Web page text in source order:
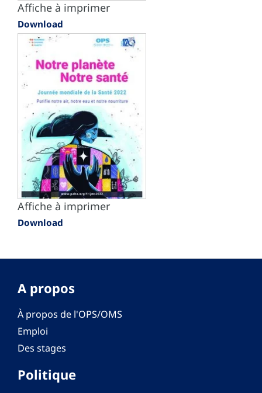
Affiche à imprimer
Download
Affiche à imprimer
Download
A propos
À propos de l'OPS/OMS
Emploi
Des stages
Politique